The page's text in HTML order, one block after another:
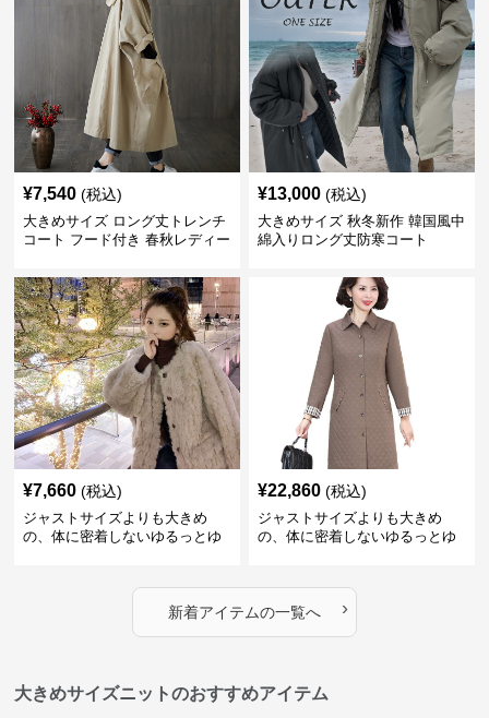
¥7,540 (税込)
大きめサイズ ロング丈トレンチ
コート フード付き 春秋レディー
¥13,000 (税込)
大きめサイズ 秋冬新作 韓国風中
綿入りロング丈防寒コート
¥7,660 (税込)
ジャストサイズよりも大きめ
の、体に密着しないゆるっとゆ
¥22,860 (税込)
ジャストサイズよりも大きめ
の、体に密着しないゆるっとゆ
たりシルエット
新着アイテムの一覧へ ›
大きめサイズニットのおすすめアイテム